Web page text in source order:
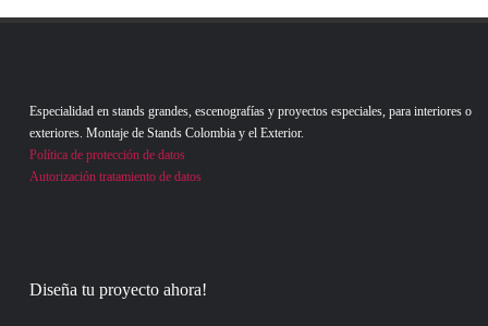
Especialidad en stands grandes, escenografías y proyectos especiales, para interiores o
exteriores. Montaje de Stands Colombia y el Exterior.
Política de protección de datos
Autorización tratamiento de datos
Diseña tu proyecto ahora!